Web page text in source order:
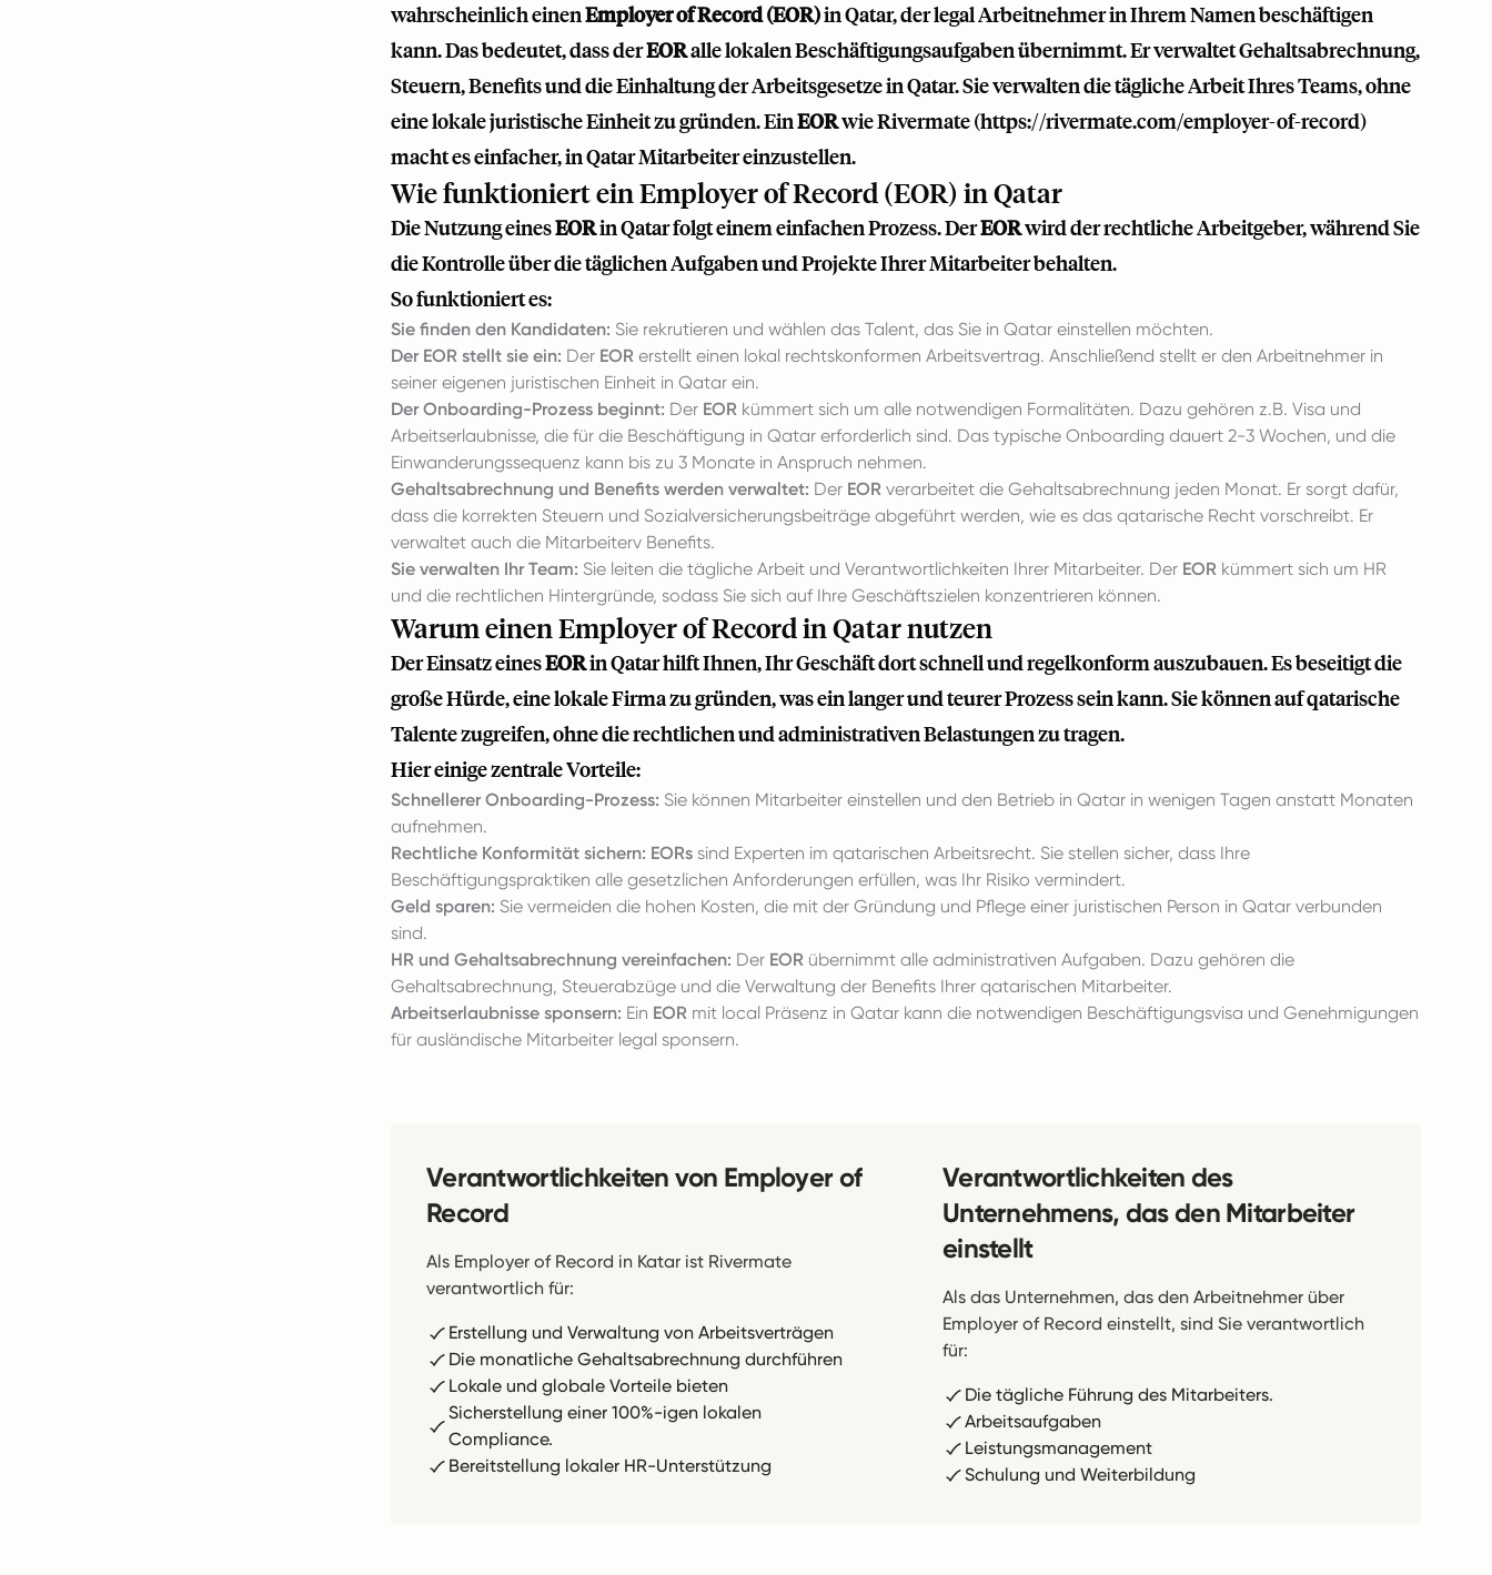
wahrscheinlich einenEmployer of Record (EOR)in Qatar, der legal Arbeitnehmer in Ihrem Namen beschäftigen
kann. Das bedeutet, dass derEORalle lokalen Beschäftigungsaufgaben übernimmt. Er verwaltet Gehaltsabrechnung,
Steuern, Benefits und die Einhaltung der Arbeitsgesetze in Qatar. Sie verwalten die tägliche Arbeit Ihres Teams, ohne
eine lokale juristische Einheit zu gründen. EinEORwie Rivermate (https://rivermate.com/employer-of-record)
macht es einfacher, in Qatar Mitarbeiter einzustellen.
Wie funktioniert ein Employer of Record (EOR) in Qatar
Die Nutzung einesEORin Qatar folgt einem einfachen Prozess. DerEORwird der rechtliche Arbeitgeber, während Sie
die Kontrolle über die täglichen Aufgaben und Projekte Ihrer Mitarbeiter behalten.
So funktioniert es:
Sie finden den Kandidaten: Sie rekrutieren und wählen das Talent, das Sie in Qatar einstellen möchten.
Der EOR stellt sie ein: Der EOR erstellt einen lokal rechtskonformen Arbeitsvertrag. Anschließend stellt er den Arbeitnehmer in
seiner eigenen juristischen Einheit in Qatar ein.
Der Onboarding-Prozess beginnt: Der EOR kümmert sich um alle notwendigen Formalitäten. Dazu gehören z.B. Visa und
Arbeitserlaubnisse, die für die Beschäftigung in Qatar erforderlich sind. Das typische Onboarding dauert 2-3 Wochen, und die
Einwanderungssequenz kann bis zu 3 Monate in Anspruch nehmen.
Gehaltsabrechnung und Benefits werden verwaltet: Der EOR verarbeitet die Gehaltsabrechnung jeden Monat. Er sorgt dafür,
dass die korrekten Steuern und Sozialversicherungsbeiträge abgeführt werden, wie es das qatarische Recht vorschreibt. Er
verwaltet auch die Mitarbeiterv Benefits.
Sie verwalten Ihr Team: Sie leiten die tägliche Arbeit und Verantwortlichkeiten Ihrer Mitarbeiter. Der EOR kümmert sich um HR
und die rechtlichen Hintergründe, sodass Sie sich auf Ihre Geschäftszielen konzentrieren können.
Warum einen Employer of Record in Qatar nutzen
Der Einsatz einesEORin Qatar hilft Ihnen, Ihr Geschäft dort schnell und regelkonform auszubauen. Es beseitigt die
große Hürde, eine lokale Firma zu gründen, was ein langer und teurer Prozess sein kann. Sie können auf qatarische
Talente zugreifen, ohne die rechtlichen und administrativen Belastungen zu tragen.
Hier einige zentrale Vorteile:
Schnellerer Onboarding-Prozess: Sie können Mitarbeiter einstellen und den Betrieb in Qatar in wenigen Tagen anstatt Monaten
aufnehmen.
Rechtliche Konformität sichern: EORs sind Experten im qatarischen Arbeitsrecht. Sie stellen sicher, dass Ihre
Beschäftigungspraktiken alle gesetzlichen Anforderungen erfüllen, was Ihr Risiko vermindert.
Geld sparen: Sie vermeiden die hohen Kosten, die mit der Gründung und Pflege einer juristischen Person in Qatar verbunden
sind.
HR und Gehaltsabrechnung vereinfachen: Der EOR übernimmt alle administrativen Aufgaben. Dazu gehören die
Gehaltsabrechnung, Steuerabzüge und die Verwaltung der Benefits Ihrer qatarischen Mitarbeiter.
Arbeitserlaubnisse sponsern: Ein EOR mit local Präsenz in Qatar kann die notwendigen Beschäftigungsvisa und Genehmigungen
für ausländische Mitarbeiter legal sponsern.
Verantwortlichkeiten von Employer of
Record
Als Employer of Record in Katar ist Rivermate
verantwortlich für:
Erstellung und Verwaltung von Arbeitsverträgen
Die monatliche Gehaltsabrechnung durchführen
Lokale und globale Vorteile bieten
Sicherstellung einer 100%-igen lokalen
Compliance.
Bereitstellung lokaler HR-Unterstützung
Verantwortlichkeiten des
Unternehmens, das den Mitarbeiter
einstellt
Als das Unternehmen, das den Arbeitnehmer über
Employer of Record einstellt, sind Sie verantwortlich
für:
Die tägliche Führung des Mitarbeiters.
Arbeitsaufgaben
Leistungsmanagement
Schulung und Weiterbildung